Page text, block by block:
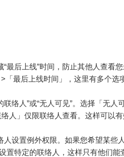
“最后上线”时间，防止其他人查看
「最后上线时间」，这里有多个选
联络人”或“无人可见”。选择「无人
人」仅限联络人查看。这样可以
人设置例外权限。如果您希望某些
置特定的联络人，这样只有他们能